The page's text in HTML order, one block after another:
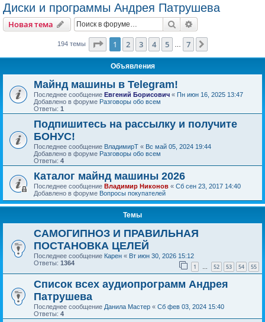
Диски и программы Андрея Патрушева
Новая тема Поиск
194 темы Страница из
1 2 3 4 5 7
Объявления
Майнд машины в Telegram!
Последнее сообщение Евгений Борисович « Пн июн 16, 2025 13:47
Добавлено в форуме Разговоры обо всем
Ответы: 1
Подпишитесь на рассылку и получите
БОНУС!
Последнее сообщение ВладимирТ « Вс май 05, 2024 19:44
Добавлено в форуме Разговоры обо всем
Ответы: 4
Каталог майнд машины 2026
Последнее сообщение Владимир Никонов « Сб сен 23, 2017 14:40
Добавлено в форуме Вопросы покупателей
Темы
САМОГИПНОЗ И ПРАВИЛЬНАЯ
ПОСТАНОВКА ЦЕЛЕЙ
Последнее сообщение Карен « Вт июн 30, 2026 15:12
Ответы: 1364 1 … 52 53 54 55
Список всех аудиопрограмм Андрея
Патрушева
Последнее сообщение Данила Мастер « Сб фев 03, 2024 15:40
Ответы: 4